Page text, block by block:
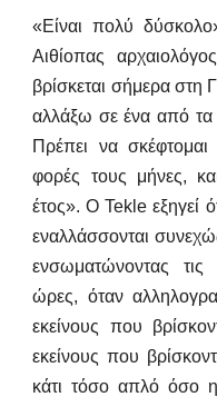
«Είναι πολύ
Αιθίοπας
βρίσκεται σήμερα
αλλάξω σε ένα από
Πρέπει να σκέφτομαι
φορές τους μήνες,
έτος». Ο Tekle εξηγεί
εναλλάσσονται
ενσωματώνοντας τις
ώρες, όταν
εκείνους που
εκείνους που
κάτι τόσο απλό όσο η